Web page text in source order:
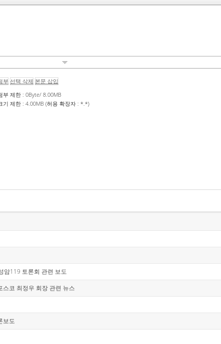
부 선택 삭제 본문 삽입
부 제한 : 0Byte/ 8.00MB
기 제한 : 4.00MB (허용 확장자 : *.*)
암119 토론회 관련 보도
코 최정우 회장 관련 뉴스
보도